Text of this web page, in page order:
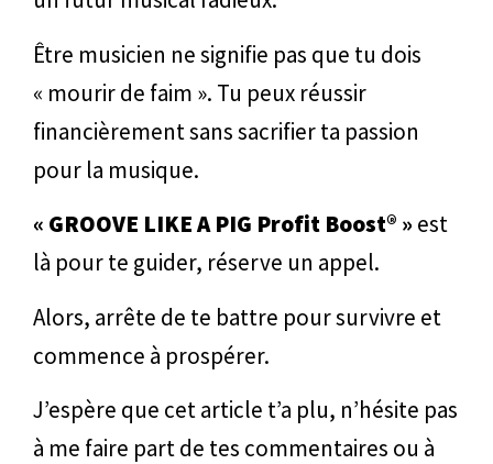
Être musicien ne signifie pas que tu dois
« mourir de faim ». Tu peux réussir
financièrement sans sacrifier ta passion
pour la musique.
« GROOVE LIKE A PIG Profit Boost® » est
là pour te guider, réserve un appel.
Alors, arrête de te battre pour survivre et
commence à prospérer.
J’espère que cet article t’a plu, n’hésite pas
à me faire part de tes commentaires ou à